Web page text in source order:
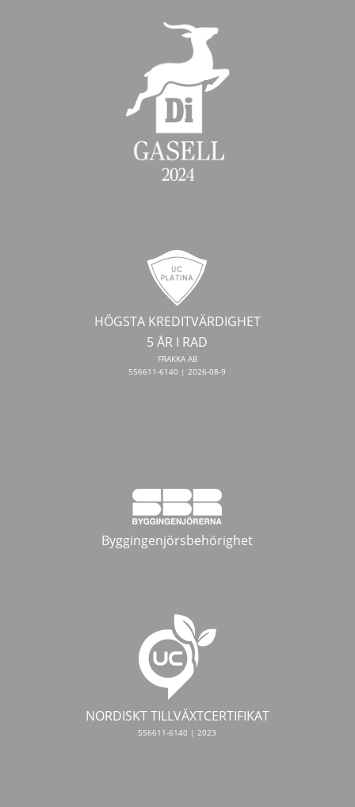
HÖGSTA KREDITVÄRDIGHET
5 ÅR I RAD
FRAKKA AB
556611-6140 | 2026-08-9
Byggingenjörsbehörighet
NORDISKT TILLVÄXTCERTIFIKAT
556611-6140 | 2023